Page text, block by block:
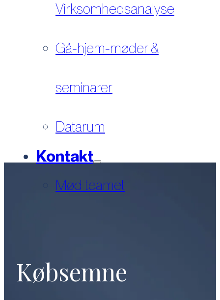
Virksomhedsanalyse
Gå-hjem-møder &
seminarer
Datarum
Kontakt
Mød teamet
Købsemne